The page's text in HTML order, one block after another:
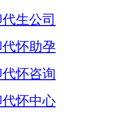
生公司
怀助孕
怀咨询
怀中心